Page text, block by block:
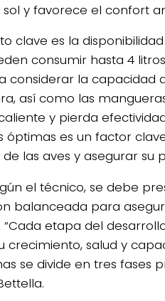
y favorece el confort
clave es la
consumir hasta 4
considerar la capacidad
así como las
y pierda
óptimas es un factor
las aves y asegurar su
el técnico, se debe
balanceada para
“Cada etapa del
crecimiento, salud y
se divide en tres fases